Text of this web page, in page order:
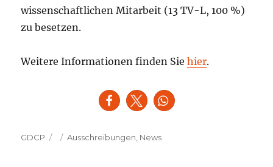
wissenschaftlichen Mitarbeit (13 TV-L, 100 %)
zu besetzen.
Weitere Informationen finden Siehier.
Autor
GDCP
Veröffentlicht
Kategorien
Ausschreibungen News